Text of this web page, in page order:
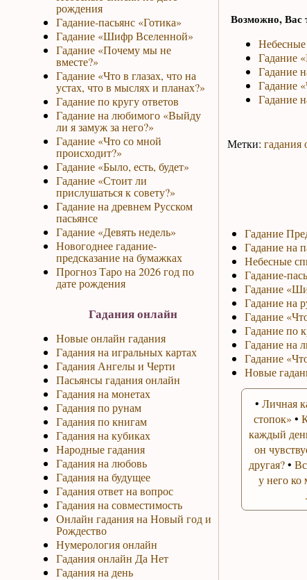
рождения
Гадание-пасьянс «Готика»
Гадание «Шифр Вселенной»
Гадание «Почему мы не
вместе?»
Гадание «Что в глазах, что на
устах, что в мыслях и планах?»
Гадание по кругу ответов
Гадание на любимого «Выйду
ли я замуж за него?»
Гадание «Что со мной
происходит?»
Гадание «Было, есть, будет»
Гадание «Стоит ли
прислушаться к совету?»
Гадание на древнем Русском
пасьянсе
Гадание «Девять недель»
Новогоднее гадание-
предсказание на бумажках
Прогноз Таро на 2026 год по
дате рождения
Гадания онлайн
Новые онлайн гадания
Гадания на игральных картах
Гадания Ангелы и Черти
Пасьянсы гадания онлайн
Гадания на монетах
Гадания по рунам
Гадания по книгам
Гадания на кубиках
Народные гадания
Гадания на любовь
Гадания на будущее
Гадания ответ на вопрос
Гадания на совместимость
Онлайн гадания на Новый год и
Рождество
Нумерология онлайн
Гадания онлайн Да Нет
Гадания на день
Возможно, Вас
Гадание
Гадание
Гадание
Гадание
Метки: гадания
Гадание
Гадание на
Небесные
Гадание-
Гадание
Гадание на
Гадание
Гадание по
Гадание на
Гадание
Новые
• Личная
стопок» •
каждый
он
другая?•
у него ко